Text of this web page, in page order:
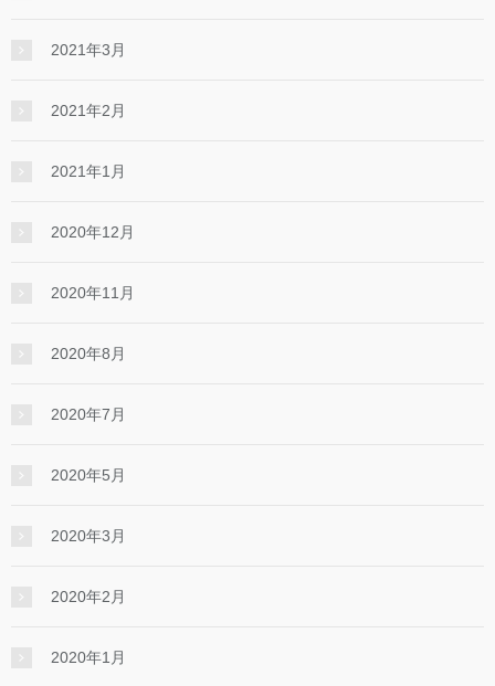
2021年3月
2021年2月
2021年1月
2020年12月
2020年11月
2020年8月
2020年7月
2020年5月
2020年3月
2020年2月
2020年1月